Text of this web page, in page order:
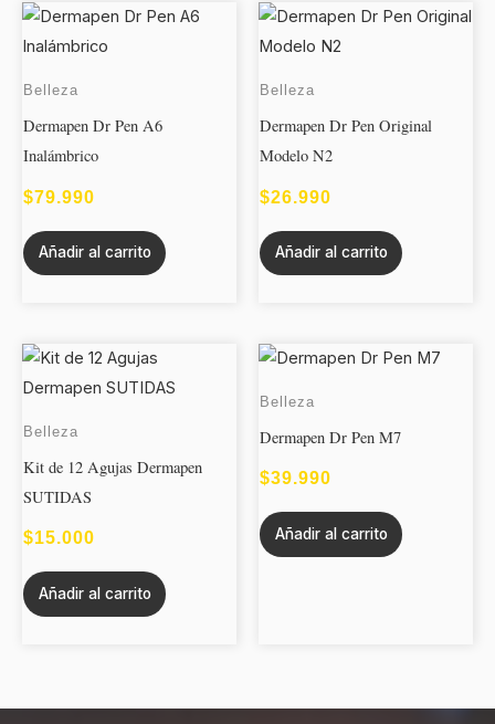
Belleza
Dermapen Dr Pen A6
Inalámbrico
$79.990
Añadir al carrito
Belleza
Dermapen Dr Pen Original
Modelo N2
$26.990
Añadir al carrito
Belleza
Kit de 12 Agujas Dermapen
SUTIDAS
$15.000
Añadir al carrito
Belleza
Dermapen Dr Pen M7
$39.990
Añadir al carrito